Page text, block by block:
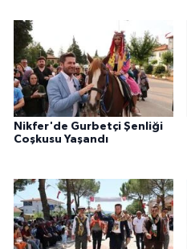
Nikfer'de Gurbetçi Şenliği
Coşkusu Yaşandı